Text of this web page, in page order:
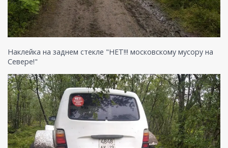
Наклейка на заднем стекле "НЕТ!!! московскому мусору на
Севере!"